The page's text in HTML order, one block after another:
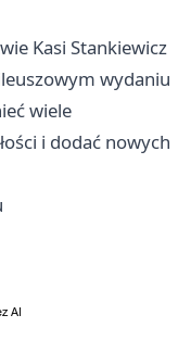
Kasi Stankiewicz
wydaniu
wiele
i dodać nowych